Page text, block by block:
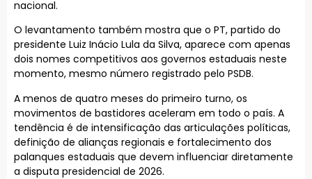
nacional.
O levantamento também mostra que o PT, partido do
presidente Luiz Inácio Lula da Silva, aparece com apenas
dois nomes competitivos aos governos estaduais neste
momento, mesmo número registrado pelo PSDB.
A menos de quatro meses do primeiro turno, os
movimentos de bastidores aceleram em todo o país. A
tendência é de intensificação das articulações políticas,
definição de alianças regionais e fortalecimento dos
palanques estaduais que devem influenciar diretamente
a disputa presidencial de 2026.